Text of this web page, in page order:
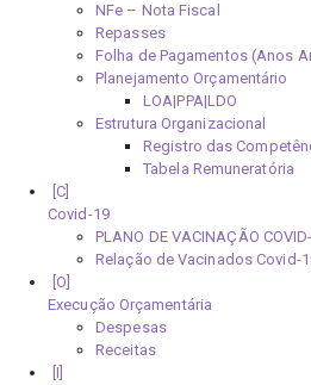
NFe – Nota Fiscal
Repasses
Folha de Pagamentos (Anos
Planejamento Orçamentário
LOA|PPA|LDO
Estrutura Organizacional
Registro das
Tabela Remuneratória
Covid-19
PLANO DE VACINAÇÃO
Relação de Vacinados Covid-
Execução Orçamentária
Despesas
Receitas